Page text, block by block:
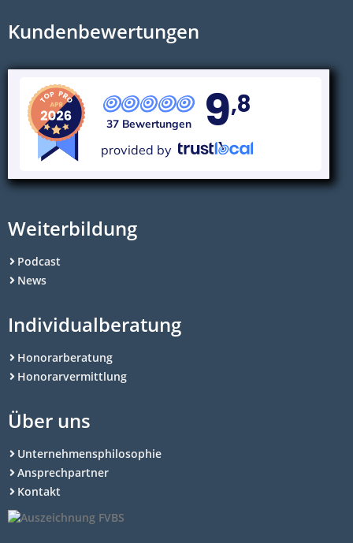
Kundenbewertungen
37 Bewertungen 9,8
provided by
Weiterbildung
Podcast
News
Individualberatung
Honorarberatung
Honorarvermittlung
Über uns
Unternehmensphilosophie
Ansprechpartner
Kontakt